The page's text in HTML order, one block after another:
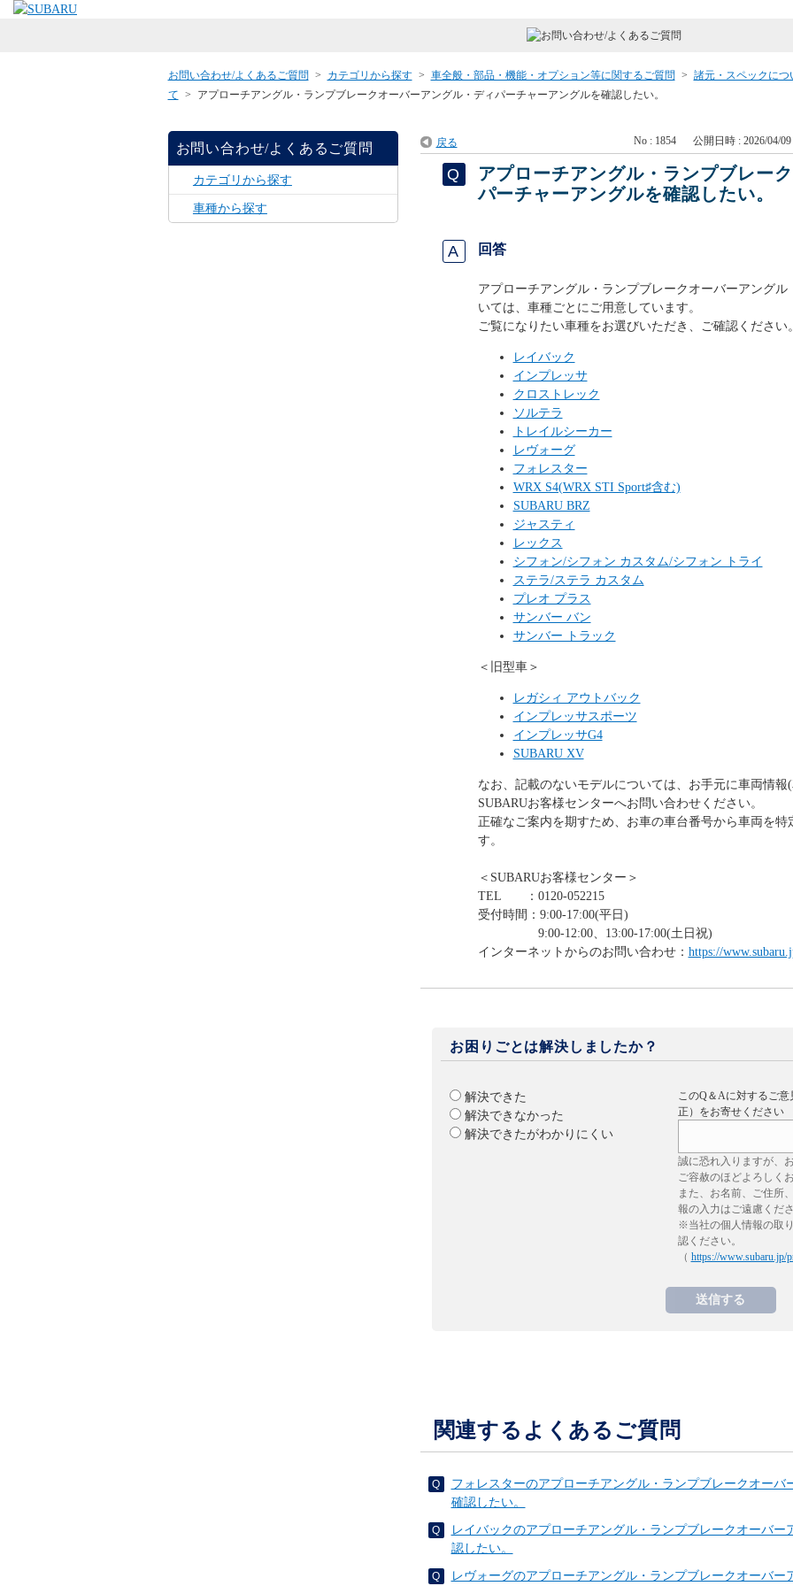
お問い合わせ/よくあるご質問 > カテゴリから探す > 車全般・部品・機能・オプション等に関するご質問 > 諸元・スペックにつ
て > アプローチアングル・ランプブレークオーバーアングル・ディパーチャーアングルを確認したい。
お問い合わせ/よくあるご質問
カテゴリから探す
車種から探す
戻る No : 1854 公開日時 : 2026/04/09
アプローチアングル・ランプブレー
パーチャーアングルを確認したい。
回答
アプローチアングル・ランプブレークオーバーアング
いては、車種ごとにご用意しています。
ご覧になりたい車種をお選びいただき、ご確認ください。
レイバック
インプレッサ
クロストレック
ソルテラ
トレイルシーカー
レヴォーグ
フォレスター
WRX S4(WRX STI Sport♯含む)
SUBARU BRZ
ジャスティ
レックス
シフォン/シフォン カスタム/シフォン トライ
ステラ/ステラ カスタム
プレオ プラス
サンバー バン
サンバー トラック
＜旧型車＞
レガシィ アウトバック
インプレッサスポーツ
インプレッサG4
SUBARU XV
なお、記載のないモデルについては、お手元に車両情報(
SUBARUお客様センターへお問い合わせください。
正確なご案内を期すため、お車の車台番号から車両を特
す。
＜SUBARUお客様センター＞
TEL ：0120-052215
受付時間：9:00-17:00(平日)
9:00-12:00、13:00-17:00(土日祝)
インターネットからのお問い合わせ： https://
お困りごとは解決しましたか？
解決できた
解決できなかった
解決できたがわかりにくい
このQ＆Aに対するご
正）をお寄せください
誠に恐れ入りますが、
ご容赦のほどよろしく
また、お名前、ご住所
報の入力はご遠慮くださ
※当社の個人情報の取
認ください。
（ https://www.subaru.jp/
関連するよくあるご質問
フォレスターのアプローチアングル・ランプブレークオー
確認したい。
レイバックのアプローチアングル・ランプブレークオーバ
認したい。
レヴォーグのアプローチアングル・ランプブレークオーバ